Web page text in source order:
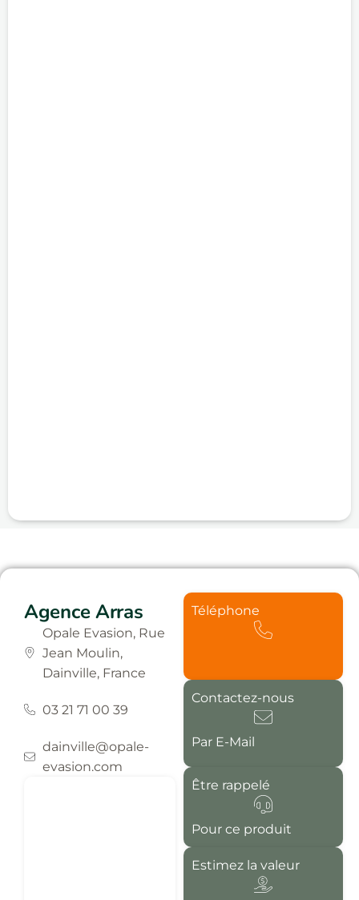
Agence Arras
Opale Evasion, Rue
Jean Moulin,
Dainville, France
03 21 71 00 39
dainville@opale-
evasion.com
Téléphone
Contactez-nous
Par E-Mail
Être rappelé
Pour ce produit
Estimez la valeur